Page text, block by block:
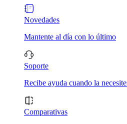
Novedades
Mantente al día con lo último
Soporte
Recibe ayuda cuando la
Comparativas